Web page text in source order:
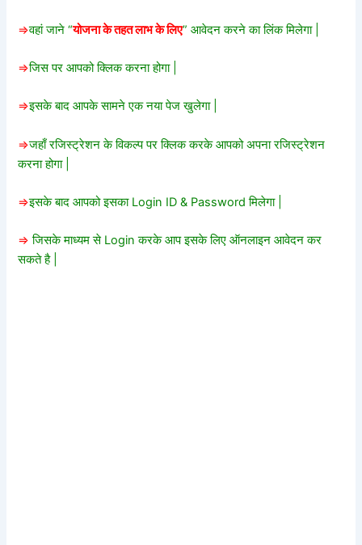
=>वहां जाने “योजना के तहत लाभ के लिए” आवेदन करने का लिंक मिलेगा |
=>जिस पर आपको क्लिक करना होगा |
=>इसके बाद आपके सामने एक नया पेज खुलेगा |
=>जहाँ रजिस्ट्रेशन के विकल्प पर क्लिक करके आपको अपना रजिस्ट्रेशन
करना होगा |
=>इसके बाद आपको इसका Login ID & Password मिलेगा |
=> जिसके माध्यम से Login करके आप इसके लिए ऑनलाइन आवेदन कर
सकते है |